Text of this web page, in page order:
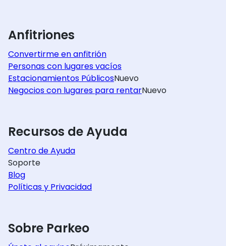
Anfitriones
Convertirme en anfitrión
Personas con lugares vacíos
Estacionamientos PúblicosNuevo
Negocios con lugares para rentarNuevo
Recursos de Ayuda
Centro de Ayuda
Soporte
Blog
Políticas y Privacidad
Sobre Parkeo